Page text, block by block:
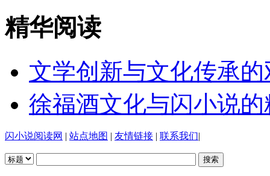
精华阅读
文学创新与文化传承
徐福酒文化与闪小说
闪小说阅读网 | 站点地图 | 友情链接 | 联系我们|